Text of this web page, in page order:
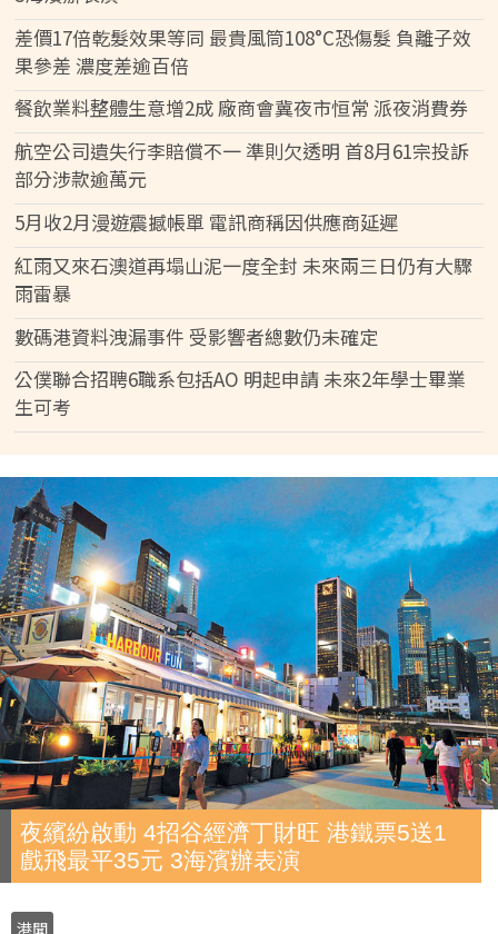
差價17倍乾髮效果等同 最貴風筒108°C恐傷髮 負離子效
果參差 濃度差逾百倍
餐飲業料整體生意增2成 廠商會冀夜市恒常 派夜消費券
航空公司遺失行李賠償不一 準則欠透明 首8月61宗投訴
部分涉款逾萬元
5月收2月漫遊震撼帳單 電訊商稱因供應商延遲
紅雨又來石澳道再塌山泥一度全封 未來兩三日仍有大驟
雨雷暴
數碼港資料洩漏事件 受影響者總數仍未確定
公僕聯合招聘6職系包括AO 明起申請 未來2年學士畢業
生可考
夜繽紛啟動 4招谷經濟丁財旺 港鐵票5送1
戲飛最平35元 3海濱辦表演
港聞